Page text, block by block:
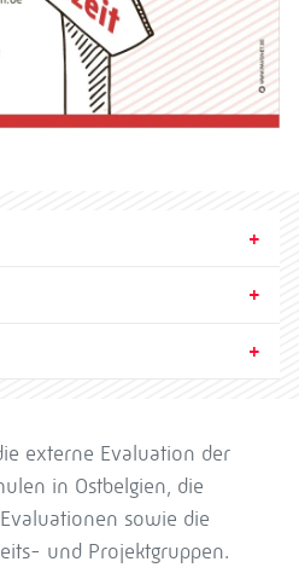
externe Evaluation der
in Ostbelgien, die
sowie die
und Projektgruppen.